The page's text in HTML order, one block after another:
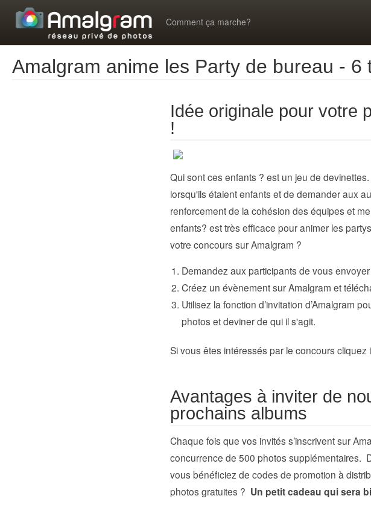
Comment ça marche?
Amalgram anime les Party de bureau - 6
Idée originale pour votre
!
Qui sont ces enfants ? est un jeu de
lorsqu'ils étaient enfants et de demander aux
renforcement de la cohésion des équipes et
enfants? est très efficace pour animer les
votre concours sur Amalgram ?
Demandez aux participants de vous
Créez un évènement sur Amalgram et
Utilisez la fonction d’invitation d’Amalgram
photos et deviner de qui il s'agit.
Si vous êtes intéressés par le concours cliquez
Avantages à inviter de
prochains albums
Chaque fois que vos invités s’inscrivent sur
concurrence de 500 photos supplémentaires.
vous bénéficiez de codes de promotion à
photos gratuites ? Un petit cadeau qui sera